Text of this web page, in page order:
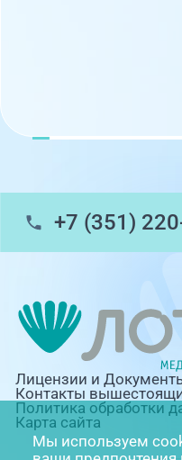
+7 (351)
Лицензии и
Контакты
Политика обработки
Карта сайта
Мы используем